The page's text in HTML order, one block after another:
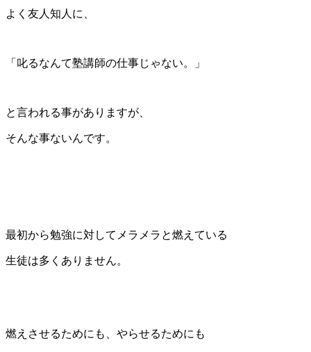
よく友人知人に、
「叱るなんて塾講師の仕事じゃない。」
と言われる事がありますが、
そんな事ないんです。
最初から勉強に対してメラメラと燃えている
生徒は多くありません。
燃えさせるためにも、やらせるためにも